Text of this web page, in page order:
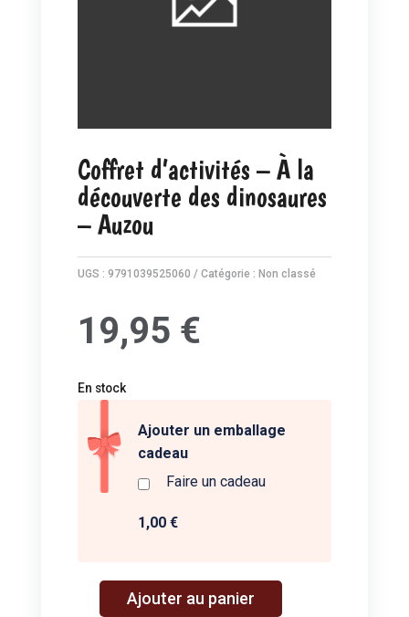
Coffret d’activités – À la
découverte des dinosaures
– Auzou
UGS : 9791039525060 Catégorie : Non classé
19,95 €
En stock
Ajouter un emballage
cadeau
Faire un cadeau
1,00 €
quantité
Ajouter au panier